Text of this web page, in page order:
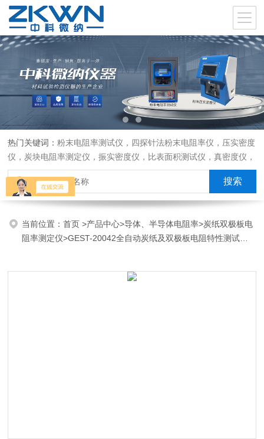
热门关键词：粉末电阻率测试仪，四探针法粉末电阻率仪，压实密度
仪，炭块电阻率测定仪，振实密度仪，比表面积测试仪，真密度仪，
炭块热膨胀仪，炭块透气率仪，炭块二氧化碳反应测定仪
当前位置：首页>产品中心>导体、半导体电阻率>炭纸双极板电
阻率测定仪>GEST-20042全自动炭纸及双极板电阻特性测试仪